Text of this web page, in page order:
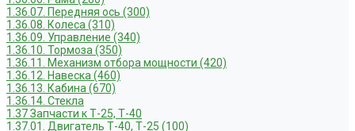
1.36.07. Передняя ось (300)
1.36.08. Колеса (310)
1.36.09. Управление (340)
1.36.10. Тормоза (350)
1.36.11. Механизм отбора мощности (420)
1.36.12. Навеска (460)
1.36.13. Кабина (670)
1.36.14. Стекла
1.37 Запчасти к Т-25, Т-40
1.37.01. Двигатель Т-40, Т-25 (100)